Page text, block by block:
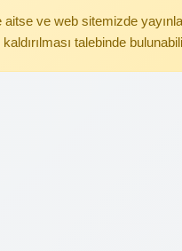
ve web sitemizde
talebinde